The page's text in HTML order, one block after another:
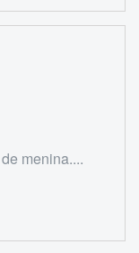
menina....